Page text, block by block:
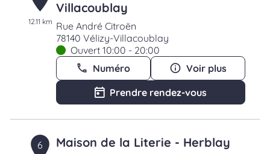
12.11 km
Villacoublay
Rue André Citroën
78140 Vélizy-Villacoublay
Ouvert 10:00 - 20:00
Numéro
Voir plus
Prendre rendez-vous
6 Maison de la Literie - Herblay